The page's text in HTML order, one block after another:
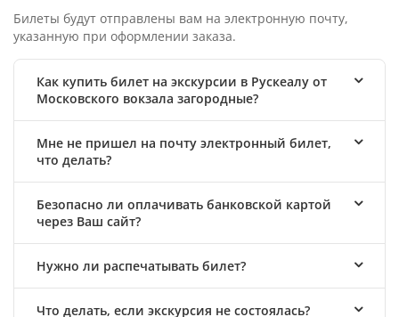
Билеты будут отправлены вам на электронную почту,
указанную при оформлении заказа.
Как купить билет на экскурсии в Рускеалу от
Московского вокзала загородные?
Мне не пришел на почту электронный билет,
что делать?
Безопасно ли оплачивать банковской картой
через Ваш сайт?
Нужно ли распечатывать билет?
Что делать, если экскурсия не состоялась?